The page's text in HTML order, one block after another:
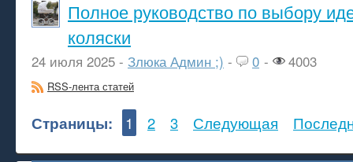
Полное руководство по выбору
коляски
24 июля 2025 - Злюка Админ ;) - 0 - 4003
RSS-лента статей
Страницы: 1 2 3 Следующая